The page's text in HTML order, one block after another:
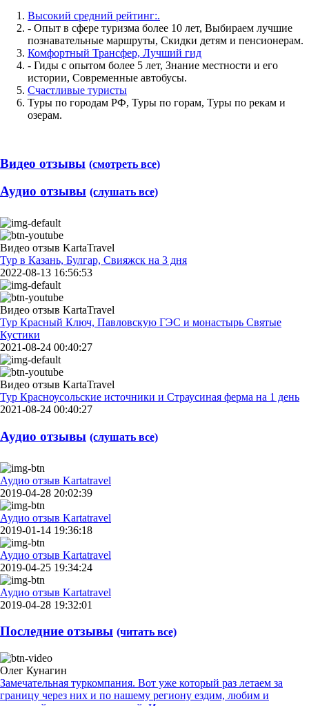
Высокий средний рейтинг:.
- Опыт в сфере туризма более 10 лет, Выбираем лучшие
познавательные маршруты, Скидки детям и пенсионерам.
Комфортный Трансфер, Лучший гид
- Гиды с опытом более 5 лет, Знание местности и его
истории, Современные автобусы.
Счастливые туристы
Туры по городам РФ, Туры по горам, Туры по рекам и
озерам.
Видео отзывы (смотреть все)
Аудио отзывы (слушать все)
Видео отзыв KartaTravel
Тур в Казань, Булгар, Свияжск на 3 дня
2022-08-13 16:56:53
Видео отзыв KartaTravel
Тур Красный Ключ, Павловскую ГЭС и монастырь Святые
Кустики
2021-08-24 00:40:27
Видео отзыв KartaTravel
Тур Красноусольские источники и Страусиная ферма на 1 день
2021-08-24 00:40:27
Аудио отзывы (слушать все)
Аудио отзыв Kartatravel
2019-04-28 20:02:39
Аудио отзыв Kartatravel
2019-01-14 19:36:18
Аудио отзыв Kartatravel
2019-04-25 19:34:24
Аудио отзыв Kartatravel
2019-04-28 19:32:01
Последние отзывы (читать все)
Олег Кунагин
Замечательная туркомпания. Вот уже который раз летаем за
границу через них и по нашему региону ездим, любим и